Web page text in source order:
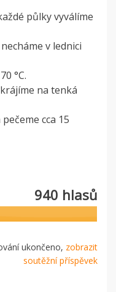
půlky vyválíme
v lednici
°C.
na tenká
cca 15
940 hlasů
ukončeno, zobrazit
soutěžní příspěvek